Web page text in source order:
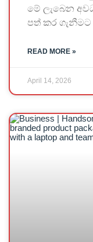
මේ ලැබෙන
පත් කර
READ MORE »
April 14, 2026